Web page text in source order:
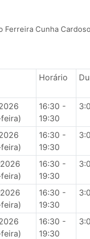
Ferreira Cunha Cardoso
Horário
16:30 -
19:30
16:30 -
19:30
16:30 -
19:30
16:30 -
19:30
16:30 -
19:30